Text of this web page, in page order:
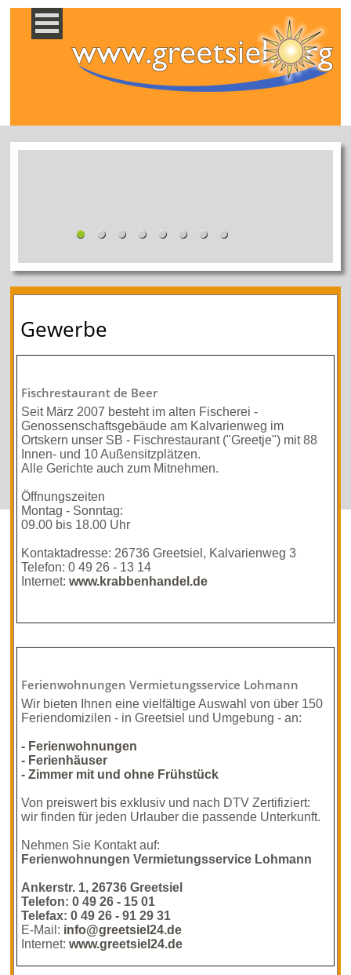
Gewerbe
Fischrestaurant de Beer
Seit März 2007 besteht im alten Fischerei -
Genossenschaftsgebäude am Kalvarienweg im
Ortskern unser SB - Fischrestaurant ("Greetje") mit 88
Innen- und 10 Außensitzplätzen.
Alle Gerichte auch zum Mitnehmen.
Öffnungszeiten
Montag - Sonntag:
09.00 bis 18.00 Uhr
Kontaktadresse: 26736 Greetsiel, Kalvarien­weg 3
Telefon: 0 49 26 - 13 14
Internet:www.krabbenhandel.de
Ferienwohnungen Vermietungsservice Lohmann
Wir bieten Ihnen eine vielfältige Auswahl von über 150
Feriendomizilen - in Greetsiel und Umgebung - an:
- Ferienwohnungen
- Ferienhäuser
- Zimmer mit und ohne Frühstück
Von preiswert bis exklusiv und nach DTV Zertifiziert:
wir finden für jeden Urlauber die passende Unterkunft.
Nehmen Sie Kontakt auf:
Ferienwohnungen Vermietungsservice Lohmann
Ankerstr. 1, 26736 Greetsiel
Telefon: 0 49 26 - 15 01
Telefax: 0 49 26 - 91 29 31
E-Mail: info@greetsiel24.de
Internet:www.greetsiel24.de